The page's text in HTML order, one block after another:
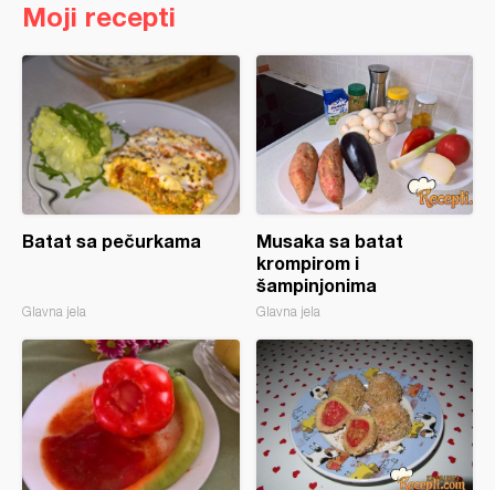
Moji recepti
Batat sa pečurkama
Glavna jela
Musaka sa batat
krompirom i
šampinjonima
Glavna jela